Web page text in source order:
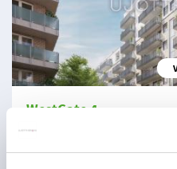
WestGate 4
Budapest XIII. kerület,